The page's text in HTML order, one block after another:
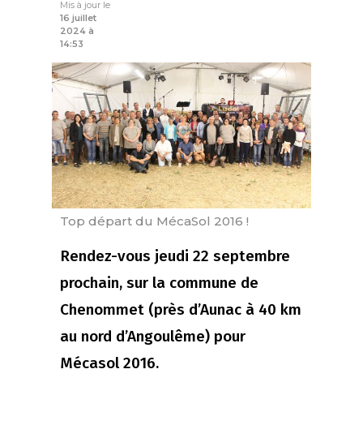
Mis à jour le
16 juillet
2024 à
14:53
Top départ du MécaSol 2016 !
Rendez-vous jeudi 22 septembre
prochain, sur la commune de
Chenommet (près d’Aunac à 40 km
au nord d’Angoulême) pour
Mécasol 2016.